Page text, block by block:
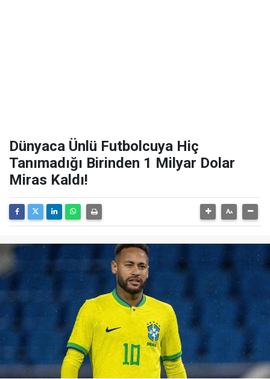
Dünyaca Ünlü Futbolcuya Hiç
Tanımadığı Birinden 1 Milyar Dolar
Miras Kaldı!